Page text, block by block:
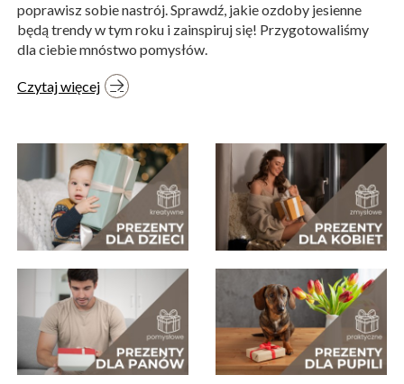
poprawisz sobie nastrój. Sprawdź, jakie ozdoby jesienne
będą trendy w tym roku i zainspiruj się! Przygotowaliśmy
dla ciebie mnóstwo pomysłów.
Czytaj więcej